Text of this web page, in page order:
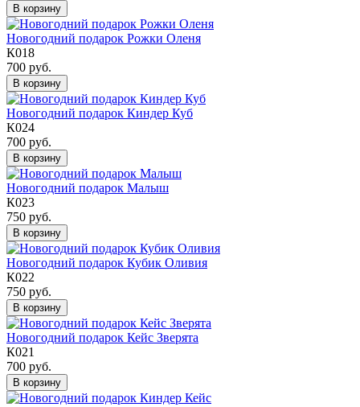
В корзину
Новогодний подарок Рожки Оленя
К018
700 руб.
В корзину
Новогодний подарок Киндер Куб
К024
700 руб.
В корзину
Новогодний подарок Малыш
К023
750 руб.
В корзину
Новогодний подарок Кубик Оливия
К022
750 руб.
В корзину
Новогодний подарок Кейс Зверята
К021
700 руб.
В корзину